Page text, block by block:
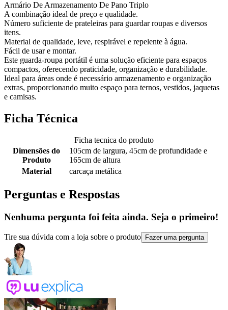
Armário De Armazenamento De Pano Triplo
A combinação ideal de preço e qualidade.
Número suficiente de prateleiras para guardar roupas e diversos
itens.
Material de qualidade, leve, respirável e repelente à água.
Fácil de usar e montar.
Este guarda-roupa portátil é uma solução eficiente para espaços
compactos, oferecendo praticidade, organização e durabilidade.
Ideal para áreas onde é necessário armazenamento e organização
extras, proporcionando muito espaço para ternos, vestidos, jaquetas
e camisas.
Ficha Técnica
Ficha tecnica do produto
Dimensões do
Produto
105cm de largura, 45cm de profundidade e
165cm de altura
Material
carcaça metálica
Perguntas e Respostas
Nenhuma pergunta foi feita ainda. Seja o primeiro!
Tire sua dúvida com a loja sobre o produto Fazer uma pergunta